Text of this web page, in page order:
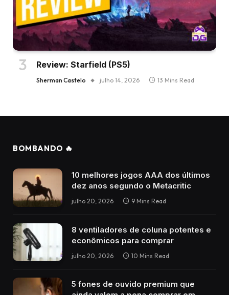
Review: Starfield (PS5)
Sherman Castelo julho 14, 2026 13 Mins Read
BOMBANDO 🔥
10 melhores jogos AAA dos últimos
dez anos segundo o Metacritic
julho 20, 2026 9 Mins Read
8 ventiladores de coluna potentes e
econômicos para comprar
julho 20, 2026 10 Mins Read
5 fones de ouvido premium que